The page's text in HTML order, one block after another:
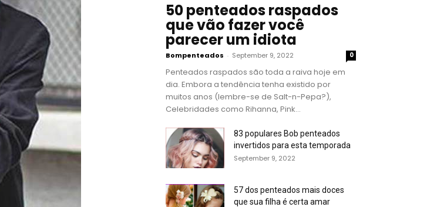
50 penteados raspados
que vão fazer você
parecer um idiota
Bompenteados - September 9, 2022 0
Penteados raspados são toda a raiva hoje em
dia. Embora a tendência tenha existido por
muitos anos (lembre-se de Salt-n-Pepa?),
Celebridades como Rihanna, Pink...
83 populares Bob penteados
invertidos para esta temporada
September 9, 2022
57 dos penteados mais doces
que sua filha é certa amar